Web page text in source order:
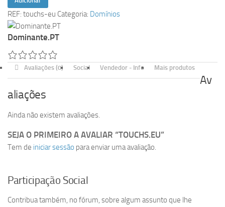
de
touchs.eu
REF: touchs-eu Categoria: Domínios
Dominante.PT
Avaliações (0) Social Vendedor - Info Mais produtos
Av
aliações
Ainda não existem avaliações.
SEJA O PRIMEIRO A AVALIAR “TOUCHS.EU”
Tem de iniciar sessão para enviar uma avaliação.
Participação Social
Contribua também, no fórum, sobre algum assunto que lhe